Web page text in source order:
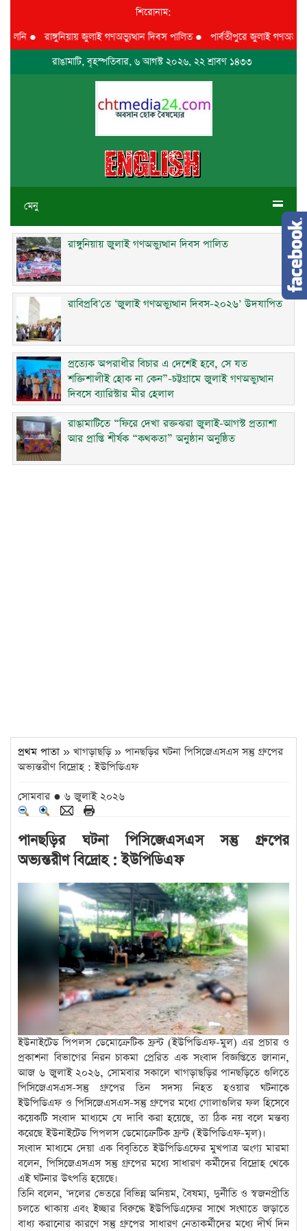
শিরোনাম:
●রাঙ্গুনিয়ায় জুলাই গণঅভ্যুত্থান দিবস পালিত●পার্বতীপুরে জুলাই গণঅভ্যুত্থান
রাঙামাটি, বৃহস্পতিবার, ৬ আগস্ট ২০২৬, ২২ শ্রাবণ ১৪৩৩
মেনু
রাঙ্গুনিয়ায় জুলাই গণঅভ্যুত্থান দিবস পালিত
রাবিপ্রবি’তে ‘জুলাই গণঅভ্যুত্থান দিবস-২০২৬’ উদযাপিত
প্রত্যেক অপরাধীর বিচার এ দেশেই হবে, সে যত
শক্তিশালীই হোক না কেন”-চট্টগ্রামে জুলাই গণঅভ্যুত্থান
দিবসে ব্যারিস্টার মীর হেলাল
রাঙামাটিতে “ফিরে দেখা রক্তঝরা জুলাই-আগস্ট প্রত্যাশা
আর প্রাপ্তি শীর্ষক “কথকতা” অনুষ্ঠান অনুষ্ঠিত
প্রথম পাতা » খাগড়াছড়ি » পানছড়ির ঘটনা পিসিজেএসএস সন্তু গ্রুপের
অভ্যন্তরীণ বিদ্রোহ : ইউপিডিএফ
সোমবার ● ৬ জুলাই ২০২৬
পানছড়ির ঘটনা পিসিজেএসএস সন্তু গ্রুপের
অভ্যন্তরীণ বিদ্রোহ : ইউপিডিএফ
ইউনাইটেড পিপলস ডেমোক্রেটিক ফ্রন্ট (ইউপিডিএফ-মুল) এর প্রচার ও
প্রকাশনা বিভাগের নিরন চাকমা প্রেরিত এক সংবাদ বিজ্ঞপ্তিতে জানান,
আজ ৬ জুলাই ২০২৬, সোমবার সকালে খাগড়াছড়ির পানছড়িতে গুলিতে
পিসিজেএসএস-সন্তু গ্রুপের তিন সদস্য নিহত হওয়ার ঘটনাকে
ইউপিডিএফ ও পিসিজেএসএস-সন্তু গ্রুপের মধ্যে গোলাগুলির ফল হিসেবে
কয়েকটি সংবাদ মাধ্যমে যে দাবি করা হয়েছে, তা ঠিক নয় বলে মন্তব্য
করেছে ইউনাইটেড পিপলস ডেমোক্রেটিক ফ্রন্ট (ইউপিডিএফ-মূল)।
সংবাদ মাধ্যমে দেয়া এক বিবৃতিতে ইউপিডিএফের মুখপাত্র অংগ্য মারমা
বলেন, পিসিজেএসএস সন্তু গ্রুপের মধ্যে সাধারণ কর্মীদের বিদ্রোহ থেকে
এই ঘটনার উৎপত্তি হয়েছে।
তিনি বলেন, ‘দলের ভেতরে বিভিন্ন অনিয়ম, বৈষম্য, দুর্নীতি ও স্বজনপ্রীতি
চলতে থাকায় এবং ইচ্ছার বিরুদ্ধে ইউপিডিএফের সাথে সংঘাতে জড়াতে
বাধ্য করানোর কারণে সন্তু গ্রুপের সাধারণ নেতাকর্মীদের মধ্যে দীর্ঘ দিন